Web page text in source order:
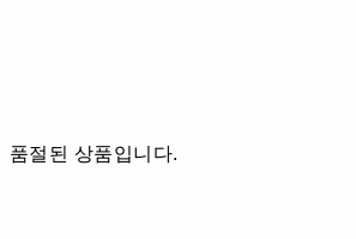
품절된 상품입니다.